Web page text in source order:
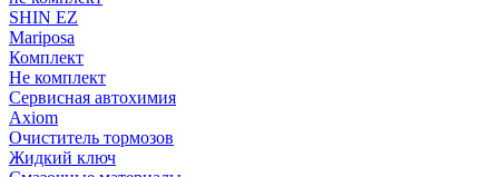
SHIN EZ
Mariposa
Комплект
Не комплект
Сервисная автохимия
Axiom
Очиститель тормозов
Жидкий ключ